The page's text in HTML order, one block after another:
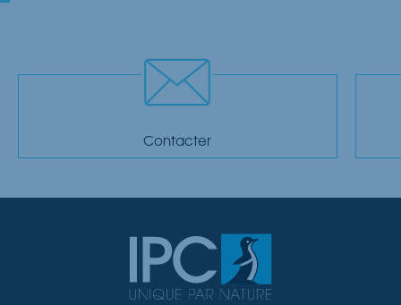
Contacter